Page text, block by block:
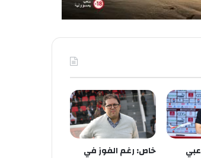
خاص: رغم الفوز في